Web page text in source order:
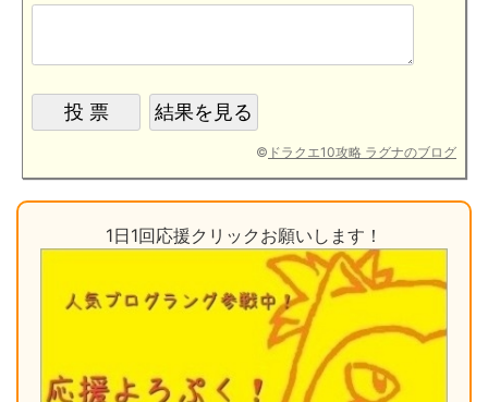
© ドラクエ10攻略 ラグナのブログ
1日1回応援クリックお願いします！